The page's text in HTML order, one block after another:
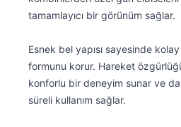
tamamlayıcı bir görünüm sağlar.
Esnek bel yapısı sayesinde
formunu korur. Hareket
konforlu bir deneyim sunar ve
süreli kullanım sağlar.